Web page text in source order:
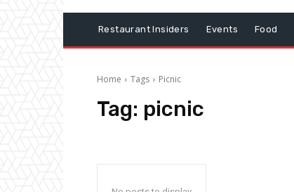
Restaurant Insiders Events Food
Home Tags Picnic
Tag: picnic